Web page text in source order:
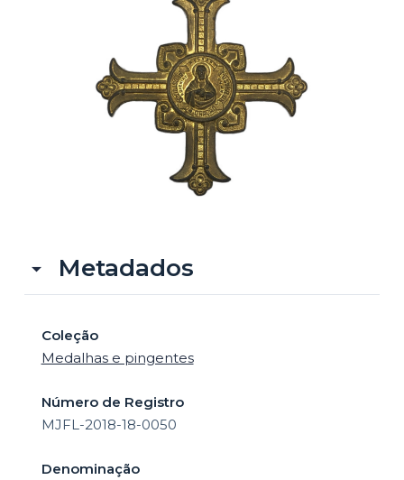
Metadados
Coleção
Medalhas e pingentes
Número de Registro
MJFL-2018-18-0050
Denominação